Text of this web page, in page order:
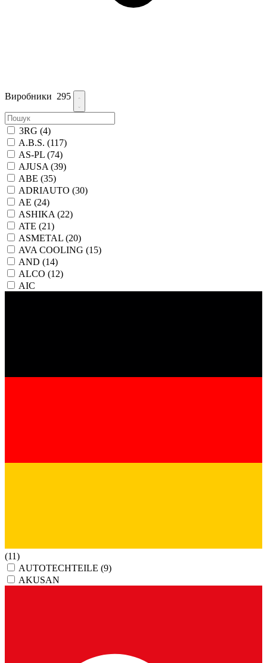
Виробники 295
3RG (4)
A.B.S. (117)
AS-PL (74)
AJUSA (39)
ABE (35)
ADRIAUTO (30)
AE (24)
ASHIKA (22)
ATE (21)
ASMETAL (20)
AVA COOLING (15)
AND (14)
ALCO (12)
AIC
(11)
AUTOTECHTEILE (9)
AKUSAN